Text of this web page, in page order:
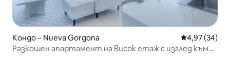
Кондо – Nueva Gorgona Средна
4,97 (34)
Разкошен апартамент на висок етаж с изглед към